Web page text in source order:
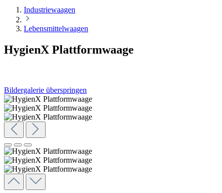
Industriewaagen
Lebensmittelwaagen
HygienX Plattformwaage
Bildergalerie überspringen